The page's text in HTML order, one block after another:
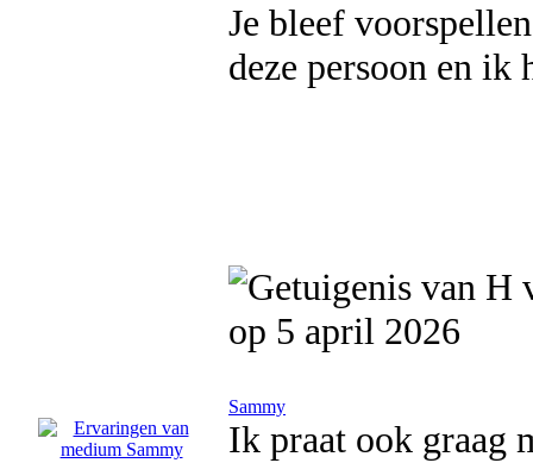
Je bleef
deze persoon en ik
op 5 april 2026
Sammy
Ik praat ook graag